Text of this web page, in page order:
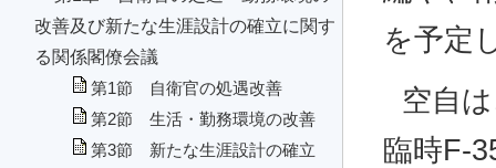
改善及び新たな生涯設計の確立に関す
る関係閣僚会議
第1節 自衛官の処遇改善
第2節 生活・勤務環境の改善
第3節 新たな生涯設計の確立
を予定
空自
臨時F-